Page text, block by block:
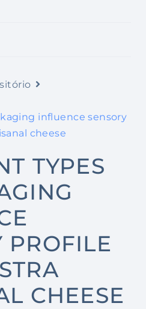
influence sensory
cheese
TYPES
PROFILE
CHEESE